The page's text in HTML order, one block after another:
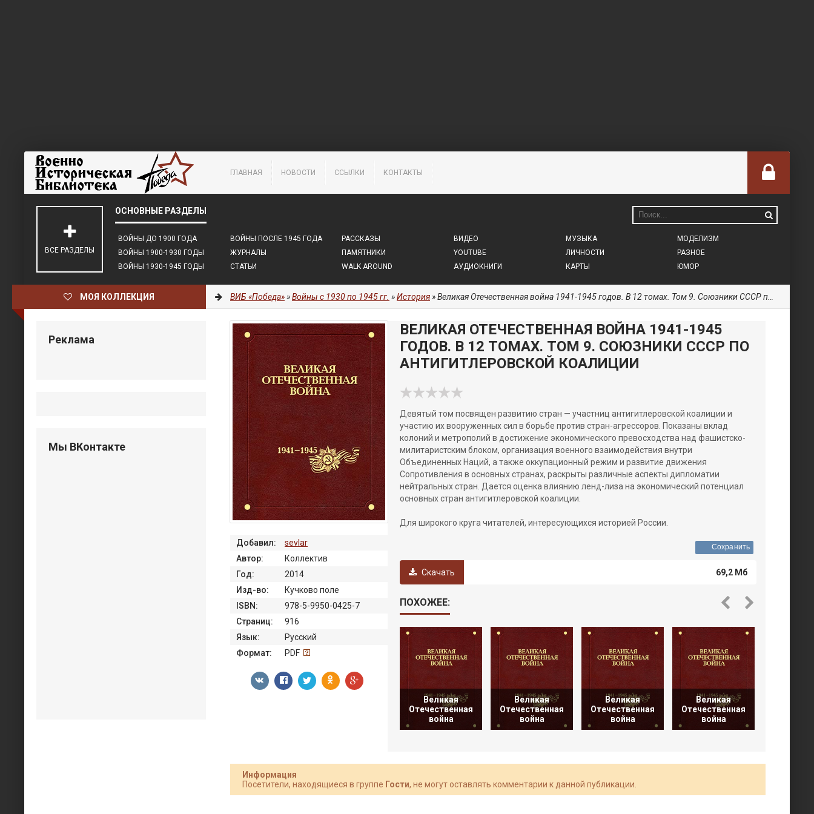
ГЛАВНАЯ НОВОСТИ ССЫЛКИ КОНТАКТЫ
ВОЙНЫ ДО 1900 ГОДА
ВОЙНЫ 1900-1930 ГОДЫ
ВОЙНЫ 1930-1945 ГОДЫ
ВОЙНЫ ПОСЛЕ 1945 ГОДА
ЖУРНАЛЫ
СТАТЬИ
РАССКАЗЫ
ПАМЯТНИКИ
WALK AROUND
ВИДЕО
YOUTUBE
АУДИОКНИГИ
МУЗЫКА
ЛИЧНОСТИ
КАРТЫ
МОДЕЛИЗМ
РАЗНОЕ
ЮМОР
ВСЕ РАЗДЕЛЫ
МОЯ КОЛЛЕКЦИЯ ВИБ «Победа»»Войны с 1930 по 1945 гг. »История» Великая Отечественная война 1941-1945 годов. В 12 томах. Том 9. Союзники СССР по антигитлеровской коалиции
ВЕЛИКАЯ ОТЕЧЕСТВЕННАЯ ВОЙНА 1941-1945
ГОДОВ. В 12 ТОМАХ. ТОМ 9. СОЮЗНИКИ СССР ПО
АНТИГИТЛЕРОВСКОЙ КОАЛИЦИИ
Девятый том посвящен развитию стран — участниц антигитлеровской коалиции и
участию их вооруженных сил в борьбе против стран-агрессоров. Показаны вклад
колоний и метрополий в достижение экономического превосходства над фашистско-
милитаристским блоком, организация военного взаимодействия внутри
Объединенных Наций, а также оккупационный режим и развитие движения
Сопротивления в основных странах, раскрыты различные аспекты дипломатии
нейтральных стран. Дается оценка влиянию ленд-лиза на экономический потенциал
основных стран антигитлеровской коалиции.
Для широкого круга читателей, интересующихся историей России.
Сохранить
Скачать 69,2 Мб
Добавил:
sevlar
Автор:
Коллектив
Год:
2014
Изд-во:
Кучково поле
ISBN:
978-5-9950-0425-7
Страниц:
916
Язык:
Русский
Формат:
PDF
ПОХОЖЕЕ:
Великая
Отечественная
война
Великая
Отечественная
война
Великая
Отечественная
война
Великая
Отечественная
война
Информация
Посетители, находящиеся в группе Гости, не могут оставлять комментарии к данной публикации.
Реклама
Мы ВКонтакте